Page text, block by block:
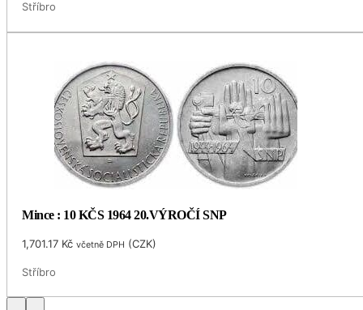
Stříbro
Mince : 10 KČS 1964 20.VÝROČÍ SNP
1,701.17 Kč včetně DPH (CZK)
Stříbro